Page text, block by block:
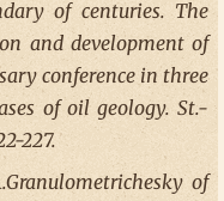
of centuries. The
and development of
conference in three
of oil geology. St.-
227.
of